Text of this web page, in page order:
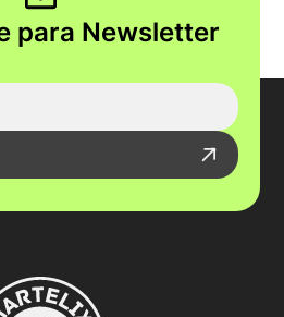
para Newsletter